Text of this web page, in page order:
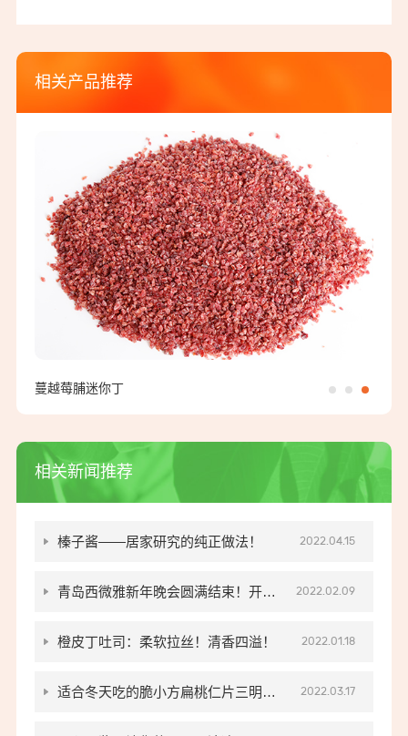
相关产品推荐
蔓越莓脯迷你丁
相关新闻推荐
榛子酱——居家研究的纯正做法！ 2022.04.15
青岛西微雅新年晚会圆满结束！开工
大吉！
2022.02.09
橙皮丁吐司：柔软拉丝！清香四溢！ 2022.01.18
适合冬天吃的脆小方扁桃仁片三明治,
教程来啦
2022.03.17